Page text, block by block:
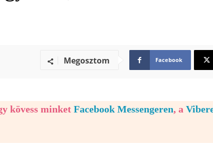
Megosztom Facebook
kövess minket Facebook Messengeren, a